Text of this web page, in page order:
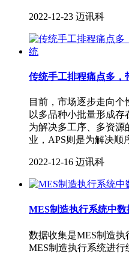
2022-12-23 迈讯科
传统手工排程痛点多，
目前，市场逐步走向
以多品种小批量形成存
为解决多工序、多资源
业，APS则是为解决顺
2022-12-16 迈讯科
MES制造执行系统中
数据收集是MES制造
MES制造执行系统进